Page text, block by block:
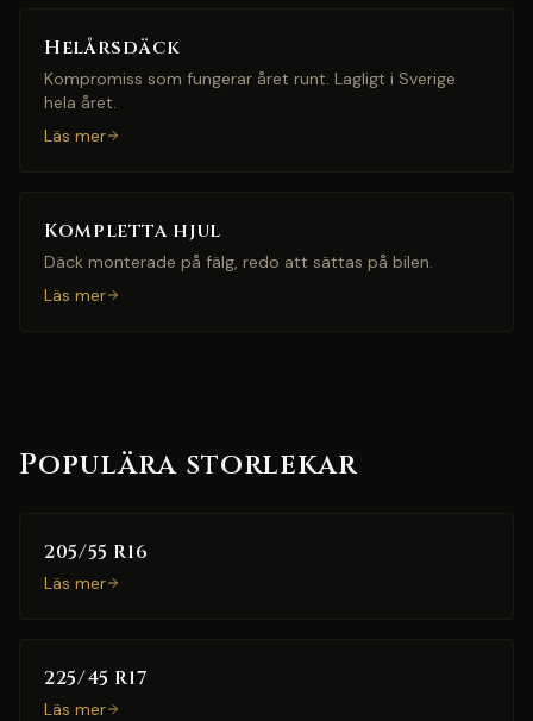
Helårsdäck
Kompromiss som fungerar året runt. Lagligt i Sverige
hela året.
Läs mer
Kompletta hjul
Däck monterade på fälg, redo att sättas på bilen.
Läs mer
Populära storlekar
205/55 R16
Läs mer
225/45 R17
Läs mer